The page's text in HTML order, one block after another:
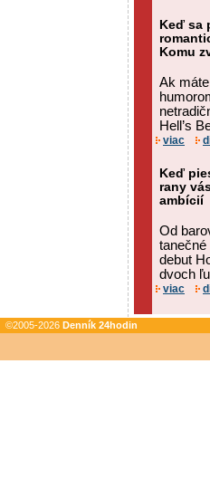
Keď sa
Komu
Ak
Hell’s
viac
Keď
rany
ambícií
Od
debut
dvoch
viac
©2005-2026 Denník 24hodin